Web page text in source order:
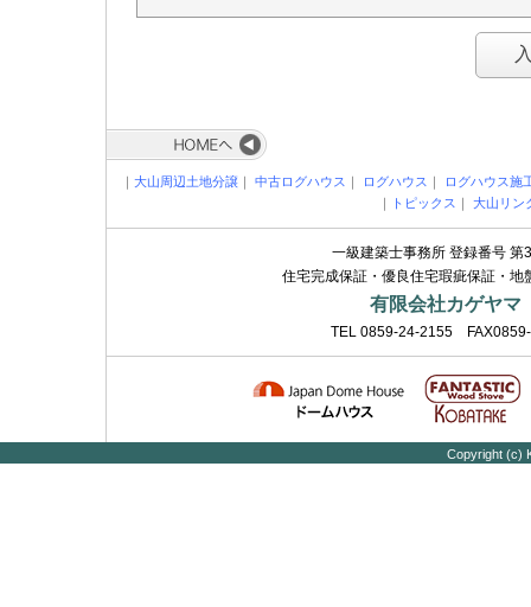
｜ 大山周辺土地分譲｜ 中古ログハウス ｜ ログハウス ｜
ログハウス施
｜
トピックス ｜大山リン
一級建築士事務所 登録番号
住宅完成保証・優良住宅瑕疵保証・
有限会社カゲヤマ
TEL 0859-24-2155
Copyright (c)